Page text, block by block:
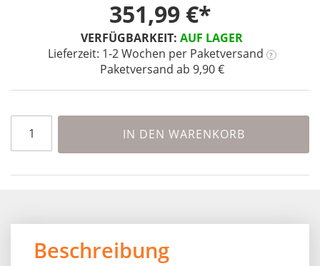
VERFÜGBARKEIT: AUF LAGER
Lieferzeit: 1-2 Wochen per Paketversand ?
Paketversand ab 9,90 €
351,99 €
IN DEN WARENKORB
Beschreibung